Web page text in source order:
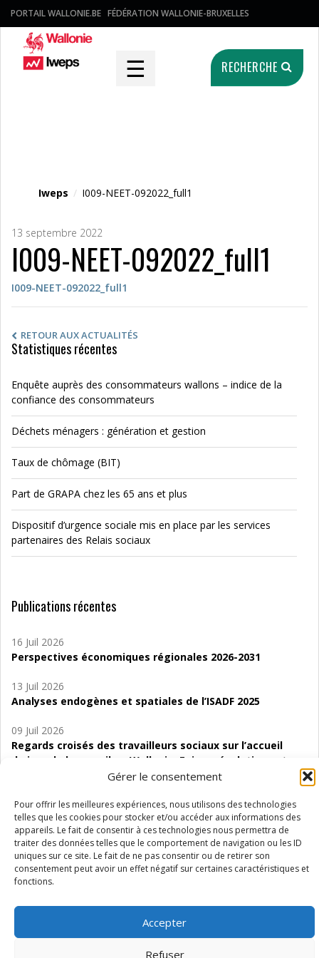
Gérer le consentement
Pour offrir les meilleures expériences, nous utilisons des technologies
telles que les cookies pour stocker et/ou accéder aux informations des
appareils. Le fait de consentir à ces technologies nous permettra de
traiter des données telles que le comportement de navigation ou les ID
uniques sur ce site. Le fait de ne pas consentir ou de retirer son
consentement peut avoir un effet négatif sur certaines caractéristiques et
fonctions.
Accepter
Refuser
PORTAIL WALLONIE.BE FÉDÉRATION WALLONIE-BRUXELLES
☰ RECHERCHE
Iweps / I009-NEET-092022_full1
13 septembre 2022
I009-NEET-092022_full1
I009-NEET-092022_full1
RETOUR AUX ACTUALITÉS
Statistiques récentes
Enquête auprès des consommateurs wallons – indice de la
confiance des consommateurs
Déchets ménagers : génération et gestion
Taux de chômage (BIT)
Part de GRAPA chez les 65 ans et plus
Dispositif d’urgence sociale mis en place par les services
partenaires des Relais sociaux
Publications récentes
16 Juil 2026
Perspectives économiques régionales 2026-2031
13 Juil 2026
Analyses endogènes et spatiales de l’ISADF 2025
09 Juil 2026
Regards croisés des travailleurs sociaux sur l’accueil
de jour de bas seuil en Wallonie. Enjeux, évolutions et
06 Juil 2026
Étude d’évaluabilité des Structures
d’accompagnement à l’autocréation d’emploi (SAACE)
01 Juil 2026
Pénurie du personnel infirmier :quels indicateurs
Wallonie ?